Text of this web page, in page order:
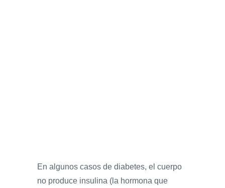
En algunos casos de diabetes, el cuerpo
no produce insulina (la hormona que